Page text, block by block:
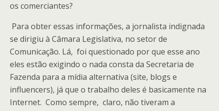
os comerciantes?
Para obter essas informações, a jornalista indignada
se dirigiu à Câmara Legislativa, no setor de
Comunicação. Lá, foi questionado por que esse ano
eles estão exigindo o nada consta da Secretaria de
Fazenda para a mídia alternativa (site, blogs e
influencers), já que o trabalho deles é basicamente na
Internet. Como sempre, claro, não tiveram a